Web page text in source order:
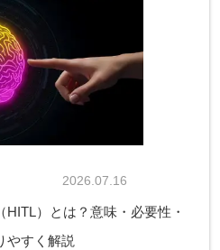
）とは？意味・必要性・
やすく解説
2026.07.16